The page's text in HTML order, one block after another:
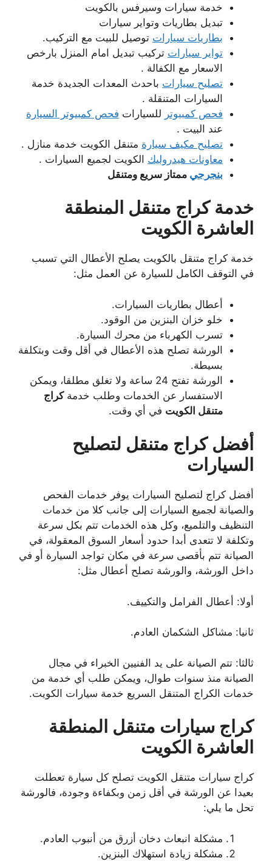
خدمة سيارات وسيرفس بالكويت
تبديل بطاريات وتواير سيارات
بطاريات سيارات توصيل للبيت مع التركيب.
تواير سيارات تركيب تبديل امام المنزل بارخص
الاسعار مع الكفالة .
تصليح سيارات باحدث المعدات الجديدة خدمة
السيارات المتنقلة .
فحص كمبيوتر للسيارات فحص كمبيوتر السيارة
عند البيت .
تصليح مكيف سيارة متنقل الكويت خدمة منازل .
معاونات هيدروليك الكويت لجميع السيارات .
بنجرجي ممتاز سريع ومتنقل
خدمة كراج متنقل المنطقة
العاشرة الكويت
خدمة كراج متنقل بالكويت يصلح الأعطال التي تسبب
في التوقف الكامل للسيارة عن العمل مثل:
أعطال بطاريات السيارات.
خلو خزان البنزين من الوقود.
تسرب الكهرباء من محرك السيارة.
الورشة تصلح هذه الأعطال في أقل وقت وبتكلفة
بسيطة.
الورشة تفتح 24 ساعة ولا تغلق مطلقا، ويمكن
الاستفسار عن الخدمات وطلب خدمةكراج
متنقل الكويت في أي وقت.
أفضل كراج متنقل لتصليح
السيارات
أفضل كراج لتصليح السيارات يوفر خدمات الفحص
والصيانة لجميع السيارات إلى جانب كلا من خدمات
التنظيف والتلميع، وكل هذه الخدمات تتم بكل سرعة
وتكلفة لا تتعدى أبدا حدود أسعار السوق المعقولة، في
الصيانة تتم بأقصى سرعة في مكان تواجد السيارة أو في
داخل الورشة، والورشة تصلح أعطال مثل:
أولا: أعطال الفرامل والتكييف.
ثانيا: مشاكل الشكمان العادم.
ثالثا: تتم الصيانة على يد الفنيين الخبراء في مجال
الصيانة منذ سنوات طوال، ويمكن طلب أي خدمة من
خدمات الكراج المتنقل السريع خدمة سيارات الكويت.
كراج سيارات متنقل المنطقة
العاشرة الكويت
كراج سيارات متنقل الكويت تصلح كل سيارة تعطلت
بعيدا عن الورشة في أقل زمن وبكفاءة وجودة، فالورشة
تحل ما يلي:
مشكلة انبعاث دخان أزرق من أنبوب العادم.
مشكلة زيادة استهلاك البنزين.